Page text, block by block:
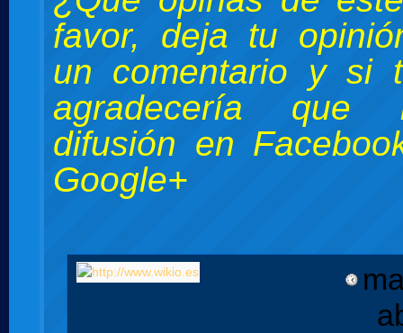
favor, deja tu
un comentario y si
agradecería que
difusión en
Google+